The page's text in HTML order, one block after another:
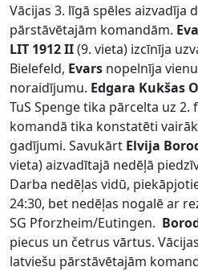
Vācijas 3. līgā spēles aizvadīja
pārstāvētajām komandām.
LIT 1912 II(9. vieta) izcīnīja
Bielefeld, Evars nopelnīja
noraidījumu. Edgara Kukšas
TuS Spenge tika pārcelta uz
komandā tika konstatēti
gadījumi. Savukārt Elvija
vieta) aizvadītajā nedēļā
Darba nedēļas vidū,
24:30, bet nedēļas nogalē ar
SG Pforzheim/Eutingen.
piecus un četrus vārtus.
latviešu pārstāvētajām